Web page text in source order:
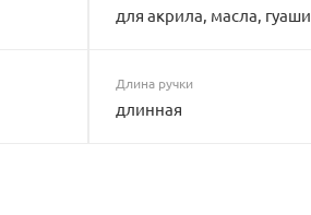
для акрила, масла, гуаши
Длина ручки
длинная